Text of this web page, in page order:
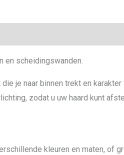
en scheidingswanden.
je naar binnen trekt en karakter
zodat u uw haard kunt
kleuren en maten, of